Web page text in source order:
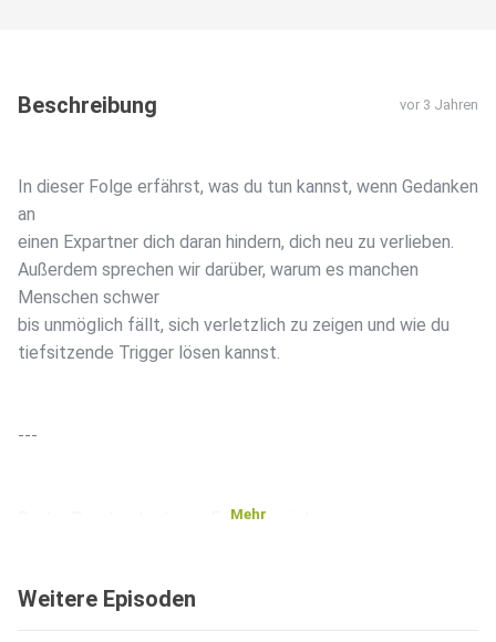
Beschreibung vor 3 Jahren
In dieser Folge erfährst, was du tun kannst, wenn Gedanken
an
einen Expartner dich daran hindern, dich neu zu verlieben.
Außerdem sprechen wir darüber, warum es manchen
Menschen schwer
bis unmöglich fällt, sich verletzlich zu zeigen und wie du
tiefsitzende Trigger lösen kannst.
---
Buche Dein kostenloses Erstgespräch:
https://sozialdynamik.at/gefuehle-fuer-ex-stehen-neuer-
Mehr
Weitere Episoden